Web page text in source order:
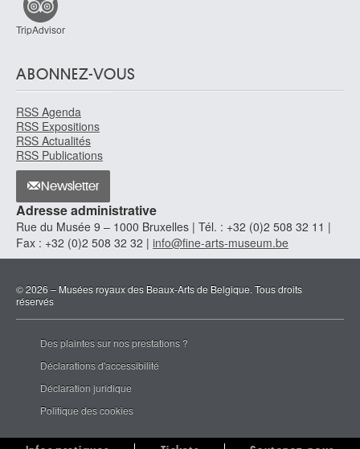
TripAdvisor
ABONNEZ-VOUS
RSS Agenda
RSS Expositions
RSS Actualités
RSS Publications
Newsletter
Adresse administrative
Rue du Musée 9 – 1000 Bruxelles | Tél. : +32 (0)2 508 32 11 |
Fax : +32 (0)2 508 32 32 | info@fine-arts-museum.be
© 2026 – Musées royaux des Beaux-Arts de Belgique. Tous droits
réservés
Des plaintes sur nos prestations ?
Déclarations d'accessibilité
Déclaration juridique
Politique des cookies